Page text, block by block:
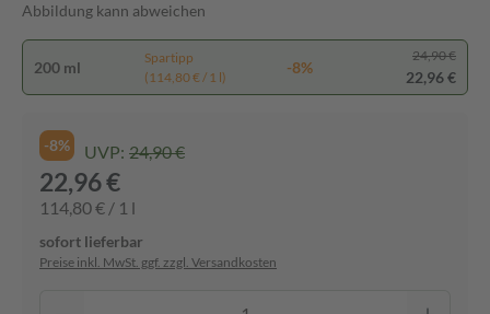
Abbildung kann abweichen
200 ml
Spartipp
(114,80 € / 1 l)
-8%
24,90 €
22,96 €
-8% UVP: 24,90 €
22,96 €
114,80 € / 1 l
sofort lieferbar
Preise inkl. MwSt. ggf. zzgl. Versandkosten